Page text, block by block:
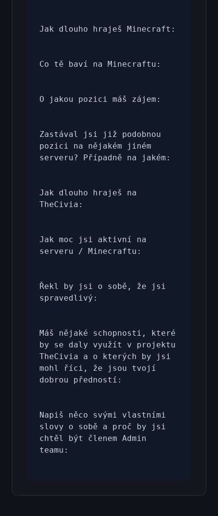
Jak dlouho hraješ Minecraft:
Co tě baví na Minecraftu:
O jakou pozici máš zájem:
Zastával jsi již podobnou
pozici na nějakém jiném
serveru? Případně na jakém:
Jak dlouho hraješ na
TheCivia:
Jak moc jsi aktivní na
serveru / Minecraftu:
Řekl by jsi o sobě, že jsi
spravedlivý:
Máš nějaké schopnosti, které
by se daly využít v projektu
TheCivia a o kterých by jsi
mohl říci, že jsou tvojí
dobrou předností:
Napiš něco svými vlastními
slovy o sobě a proč by jsi
chtěl být členem Admin
teamu: